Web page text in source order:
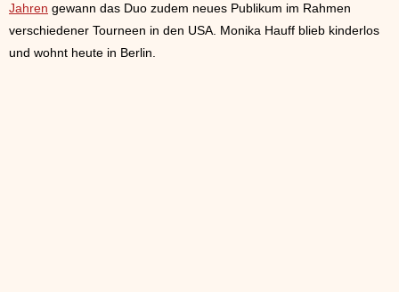
Jahren gewann das Duo zudem neues Publikum im Rahmen
verschiedener Tourneen in den USA. Monika Hauff blieb kinderlos
und wohnt heute in Berlin.